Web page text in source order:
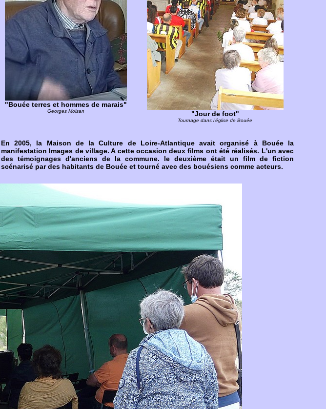
"Bouée terres et hommes de marais"
Georges Moisan "Jour de foot"
Tournage dans l'église de Bouée
En 2005, la Maison de la Culture de Loire-Atlantique avait organisé à Bouée la
manifestation Images de village. A cette occasion deux films ont été réalisés. L'un avec
des témoignages d'anciens de la commune. le deuxième était un film de fiction
scénarisé par des habitants de Bouée et tourné avec des bouésiens comme acteurs.